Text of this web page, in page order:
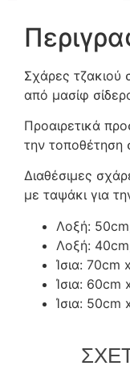
Σχάρες τζακιού
από μασίφ
Προαιρετικά
την τοποθέτηση
Διαθέσιμες
με ταψάκι για
Λοξή:
Λοξή:
Ίσια: 70cm
Ίσια: 60cm
Ίσια: 50cm